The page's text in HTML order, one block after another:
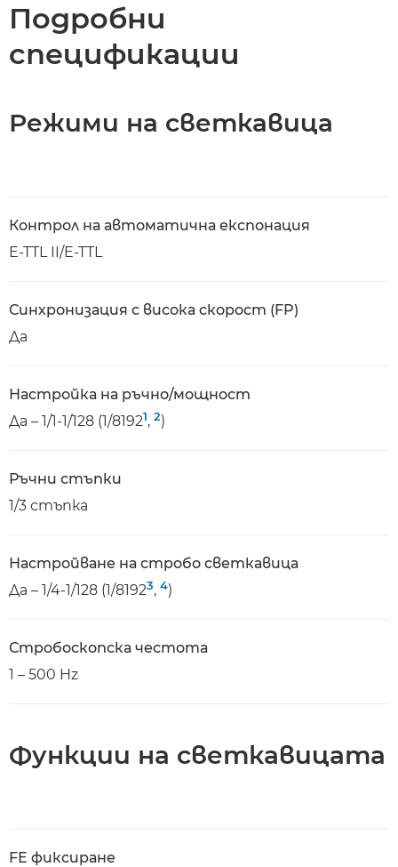
Подробни
спецификации
Режими на светкавица
Контрол на автоматична експонация
E-TTL II/E-TTL
Синхронизация с висока скорост (FP)
Да
Настройка на ръчно/мощност
Да – 1/1-1/128 (1/81921, 2)
Ръчни стъпки
1/3 стъпка
Настройване на стробо светкавица
Да – 1/4-1/128 (1/81923, 4)
Стробоскопска честота
1 – 500 Hz
Функции на светкавицата
FE фиксиране